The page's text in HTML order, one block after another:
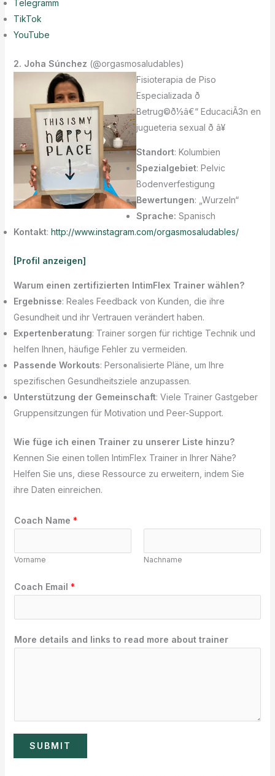
Telegramm
TikTok
YouTube
2. Joha Súnchez (@orgasmosaludables)
Fisioterapia de Piso
Especializada ð
Betrug©ð1⁄2â€“ EducaciÃ3n en
jugueteria sexual ð â¥
Standort: Kolumbien
Spezialgebiet: Pelvic
Bodenverfestigung
Bewertungen: „Wurzeln“
Sprache: Spanisch
Kontakt: http://www.instagram.com/orgasmosaludables/
[Profil anzeigen]
Warum einen zertifizierten IntimFlex Trainer wählen?
Ergebnisse: Reales Feedback von Kunden, die ihre
Gesundheit und ihr Vertrauen verändert haben.
Expertenberatung: Trainer sorgen für richtige Technik und
helfen Ihnen, häufige Fehler zu vermeiden.
Passende Workouts: Personalisierte Pläne, um Ihre
spezifischen Gesundheitsziele anzupassen.
Unterstützung der Gemeinschaft: Viele Trainer Gastgeber
Gruppensitzungen für Motivation und Peer-Support.
Wie füge ich einen Trainer zu unserer Liste hinzu?
Kennen Sie einen tollen IntimFlex Trainer in Ihrer Nähe?
Helfen Sie uns, diese Ressource zu erweitern, indem Sie
ihre Daten einreichen.
N
m
d
a
Coach Name *
Vorname Nachname
Coach Email *
More details and links to read more about trainer
SUBMIT